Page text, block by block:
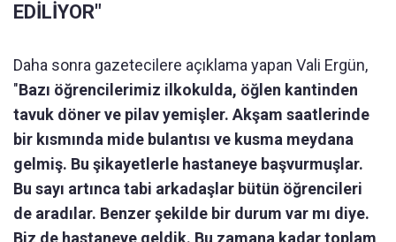
EDİLİYOR"
Daha sonra gazetecilere açıklama yapan Vali Ergün,
"Bazı öğrencilerimiz ilkokulda, öğlen kantinden
tavuk döner ve pilav yemişler. Akşam saatlerinde
bir kısmında mide bulantısı ve kusma meydana
gelmiş. Bu şikayetlerle hastaneye başvurmuşlar.
Bu sayı artınca tabi arkadaşlar bütün öğrencileri
de aradılar. Benzer şekilde bir durum var mı diye.
Biz de hastaneye geldik. Bu zamana kadar toplam